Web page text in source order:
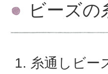
ビーズの
糸通しビー